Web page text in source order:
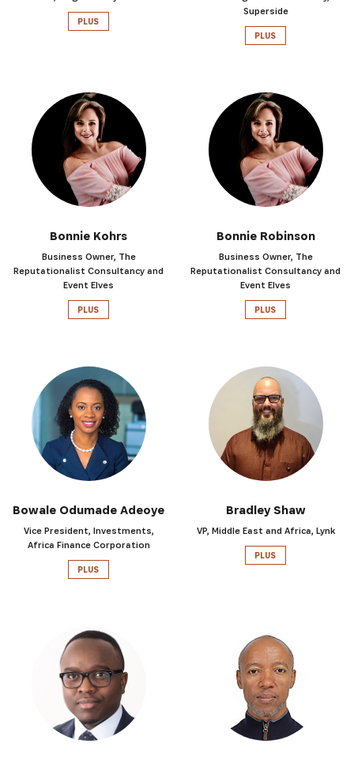
INSCRIVEZ-VOUS À
NEWSLETTER
PLUS
Superside
PLUS
Bonnie Kohrs
Business Owner, The
Reputationalist Consultancy and
Event Elves
PLUS
Bonnie Robinson
Business Owner, The
Reputationalist Consultancy and
Event Elves
PLUS
Bowale Odumade Adeoye
Vice President, Investments,
Africa Finance Corporation
PLUS
Bradley Shaw
VP, Middle East and Africa, Lynk
PLUS